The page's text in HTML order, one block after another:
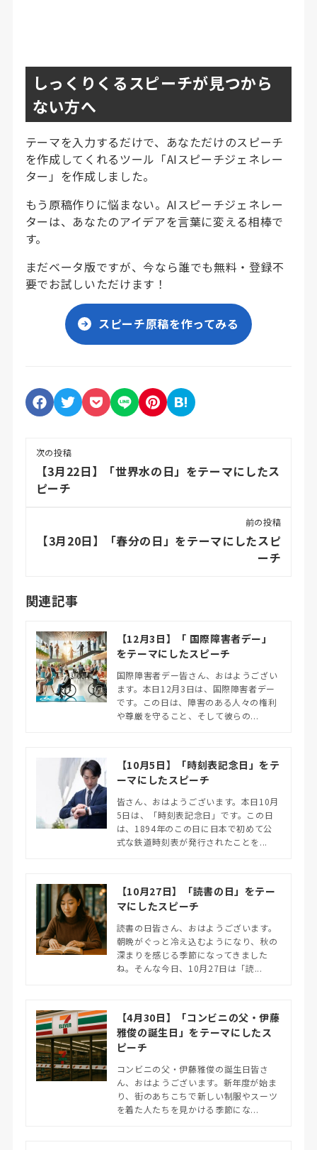
しっくりくるスピーチが見つから
ない方へ
テーマを入力するだけで、あなただけのスピーチ
を作成してくれるツール「AIスピーチジェネレー
ター」を作成しました。
もう原稿作りに悩まない。AIスピーチジェネレー
ターは、あなたのアイデアを言葉に変える相棒で
す。
まだベータ版ですが、今なら誰でも無料・登録不
要でお試しいただけます！
スピーチ原稿を作ってみる
次の投稿
【3月22日】「世界水の日」をテーマにしたス
ピーチ
前の投稿
【3月20日】「春分の日」をテーマにしたスピ
ーチ
関連記事
【12月3日】「 国際障害者デー」
をテーマにしたスピーチ
国際障害者デー皆さん、おはようござい
ます。本日12月3日は、国際障害者デー
です。この日は、障害のある人々の権利
や尊厳を守ること、そして彼らの...
【10月5日】「時刻表記念日」をテ
ーマにしたスピーチ
皆さん、おはようございます。本日10月
5日は、「時刻表記念日」です。この日
は、1894年のこの日に日本で初めて公
式な鉄道時刻表が発行されたことを...
【10月27日】「読書の日」をテー
マにしたスピーチ
読書の日皆さん、おはようございます。
朝晩がぐっと冷え込むようになり、秋の
深まりを感じる季節になってきました
ね。そんな今日、10月27日は「読...
【4月30日】「コンビニの父・伊藤
雅俊の誕生日」をテーマにしたス
ピーチ
コンビニの父・伊藤雅俊の誕生日皆さ
ん、おはようございます。新年度が始ま
り、街のあちこちで新しい制服やスーツ
を着た人たちを見かける季節にな...